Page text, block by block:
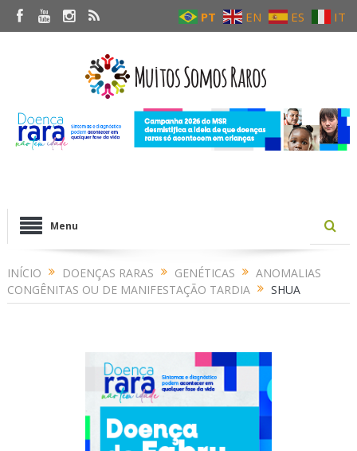
PT EN ES IT
Menu
INÍCIO DOENÇAS RARAS GENÉTICAS
ANOMALIAS
CONGÊNITAS OU DE MANIFESTAÇÃO TARDIA
SHUA